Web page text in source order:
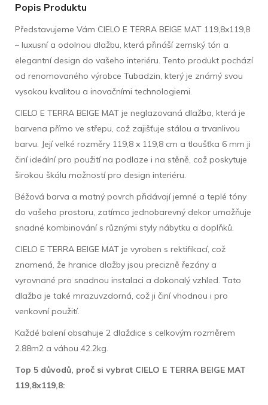
Popis Produktu
Představujeme Vám CIELO E TERRA BEIGE MAT 119,8x119,8
– luxusní a odolnou dlažbu, která přináší zemský tón a
elegantní design do vašeho interiéru. Tento produkt pochází
od renomovaného výrobce Tubadzin, který je známý svou
vysokou kvalitou a inovačními technologiemi.
CIELO E TERRA BEIGE MAT je neglazovaná dlažba, která je
barvena přímo ve střepu, což zajišťuje stálou a trvanlivou
barvu. Její velké rozměry 119,8 x 119,8 cm a tloušťka 6 mm ji
činí ideální pro použití na podlaze i na stěně, což poskytuje
širokou škálu možností pro design interiéru.
Béžová barva a matný povrch přidávají jemné a teplé tóny
do vašeho prostoru, zatímco jednobarevný dekor umožňuje
snadné kombinování s různými styly nábytku a doplňků.
CIELO E TERRA BEIGE MAT je vyroben s rektifikací, což
znamená, že hranice dlažby jsou precizně řezány a
vyrovnané pro snadnou instalaci a dokonalý vzhled. Tato
dlažba je také mrazuvzdorná, což ji činí vhodnou i pro
venkovní použití.
Každé balení obsahuje 2 dlaždice s celkovým rozměrem
2.88m2 a váhou 42.2kg.
Top 5 důvodů, proč si vybrat CIELO E TERRA BEIGE MAT
119,8x119,8: